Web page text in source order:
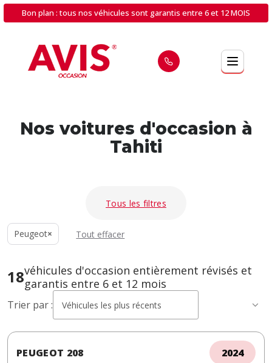
Bon plan : tous nos véhicules sont garantis entre 6 et 12 MOIS
Nos voitures d'occasion à
Tahiti
Tous les filtres
Peugeot× Tout effacer
18véhicules d'occasion entièrement révisés et
garantis entre 6 et 12 mois
Trier par : Véhicules les plus récents
PEUGEOT 208 2024